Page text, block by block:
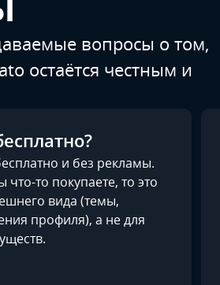
вопросы о том,
остаётся честным и
и без рекламы.
что-то покупаете, то это
вида (темы,
профиля), а не для